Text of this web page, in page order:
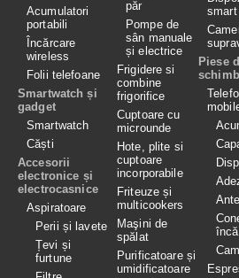
Acumulatori
portabili
Încărcare
wireless
Folii telefoane
Smartwatch și
gadget
Smartwatch
Căști
Accesorii
electronice și
electrocasnice
Aspiratoare
Perii și lavete
Țevi și
furtune
păr
Pompe de
sân manuale
și electrice
Frigidere si
combine
frigorifice
Cuptoare cu
microunde
Hote, plite si
cuptoare
incorporabile
Friteuze și
multicookers
Maşini de
spălat
Purificatoare și
umidificatoare
smart
Piese
schimb